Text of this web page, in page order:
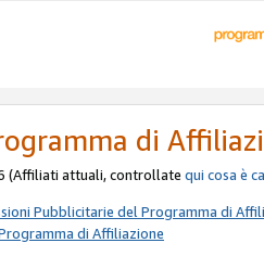
di
(Affiliati attuali, controllate qui cosa è
Pubblicitarie del Programma di
di Affiliazione